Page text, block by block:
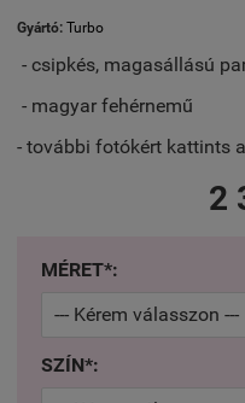
Gyártó: Turbo
- csipkés, magasállású
- magyar fehérnemű
- további fotókért kattints
2
MÉRET*:
SZÍN*: